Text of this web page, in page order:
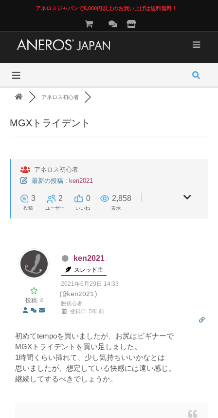
アネロスジャパンで5,000円以上のお買い上げは送料無料！
アネロス初心者
MGXトライデント
アネロス初心者
最新の投稿 : ken2021
3
投稿
2
ユーザー
0
いいね
2,858
表示
投稿: 4
ken2021
スレッド主
2021年6月29日 14:33
(@ken2021)
脱初心者
登録日: 5年 前
初めてtempoを買いましたが、お尻はビギナーで
MGXトライデントを買い足しました。
1時間くらい挿れて、少し気持ちいいかなとは
思いましたが、想定している快感には遠い感じ。
継続してするべきでしょうか。